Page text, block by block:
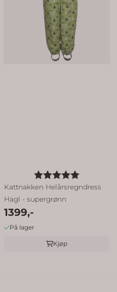
Karakter:
Kattnakken Helårsregndress
Hagl - supergrønn
1399,-
På lager
Kjøp